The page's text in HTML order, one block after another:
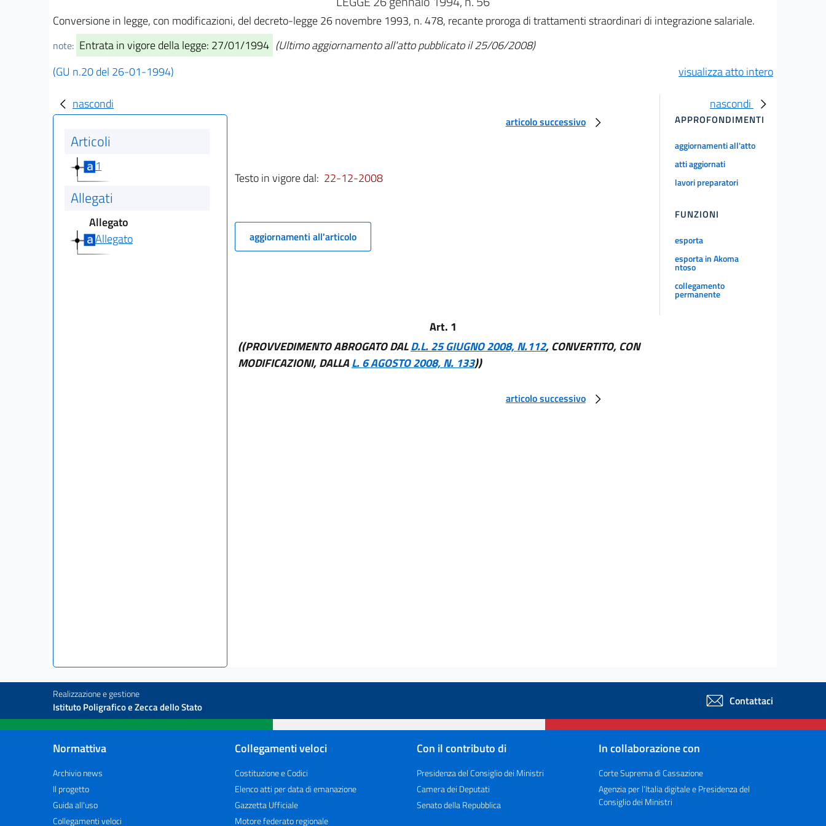
Conversione in legge, con modificazioni, del decreto-legge 26 novembre 1993, n. 478, recante proroga di trattamenti straordinari di integrazione salariale.
note: Entrata in vigore della legge: 27/01/1994 (Ultimo aggiornamento all'atto pubblicato il 25/06/2008)
(GU n.20 del 26-01-1994)
visualizza atto intero
nascondi
Articoli
1
Allegati
Allegato
Allegato
articolo successivo
Testo in vigore dal: 22-12-2008
aggiornamenti all'articolo
Art. 1
((PROVVEDIMENTO ABROGATO DALD.L. 25 GIUGNO 2008, N.112, CONVERTITO, CON
MODIFICAZIONI, DALLAL. 6 AGOSTO 2008, N. 133))
articolo successivo
nascondi
APPROFONDIMENTI
aggiornamenti all'atto
atti aggiornati
lavori preparatori
FUNZIONI
esporta
esporta in Akoma
ntoso
collegamento
permanente
Realizzazione e gestione
Istituto Poligrafico e Zecca dello Stato Contattaci
Normattiva
Archivio news
Il progetto
Guida all'uso
Collegamenti veloci
Collegamenti veloci
Costituzione e Codici
Elenco atti per data di emanazione
Gazzetta Ufficiale
Motore federato regionale
Con il contributo di
Presidenza del Consiglio dei Ministri
Camera dei Deputati
Senato della Repubblica
In collaborazione con
Corte Suprema di Cassazione
Agenzia per l’Italia digitale e Presidenza del
Consiglio dei Ministri